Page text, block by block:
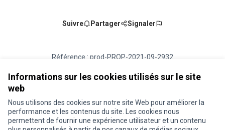
Informations sur les cookies utilisés sur le site
web
Nous utilisons des cookies sur notre site Web pour améliorer la
performance et les contenus du site. Les cookies nous
permettent de fournir une expérience utilisateur et un contenu
Suivre Partager Signaler
Référence : prod-PROP-2021-09-2932
Vérifiez l'empreinte numérique
Conditions d'utilisation
Paramètres des cookies
Je participe ! sur X
Je participe ! sur Facebook
Je participe ! sur Instagram